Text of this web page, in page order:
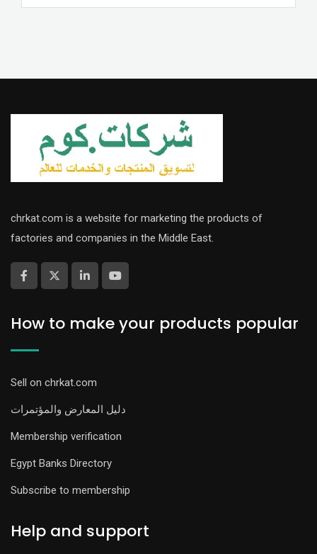
chrkat.com is a website for marketing the products of
factories and companies in the Middle East.
How to make your products popular
Sell on chrkat.com
دليل المعارض والمؤتمرات
Membership verification
Egypt Banks Directory
Subscribe to membership
Help and support